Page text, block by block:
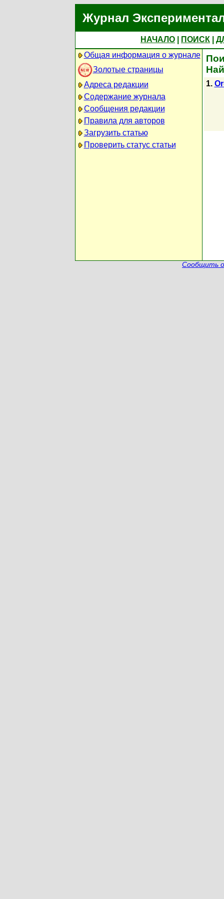
Журнал
НАЧАЛО ПОИСК
Общая информация о журнале
Золотые страницы
Адреса редакции
Содержание журнала
Сообщения редакции
Правила для авторов
Загрузить статью
Проверить статус статьи
1.
Сообщить о